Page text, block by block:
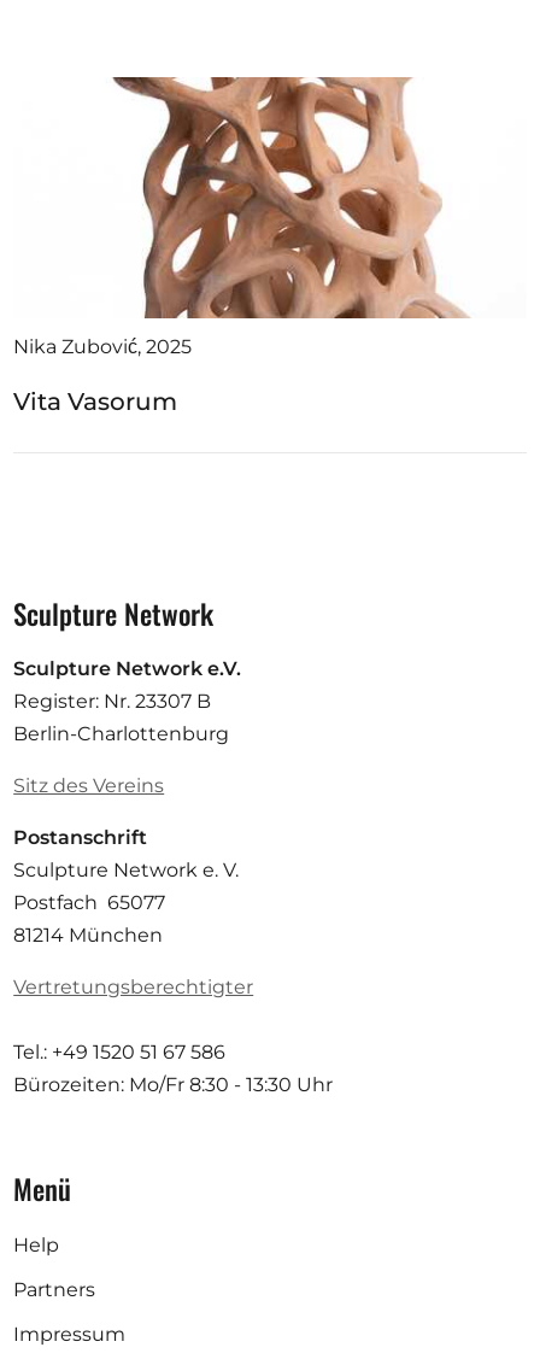
Mitglied werden
Künstler:innen
Kontakt
Nika Zubović, 2025
Vita Vasorum
Sculpture Network
Sculpture Network e.V.
Register: Nr. 23307 B
Berlin-Charlottenburg
Sitz des Vereins
Postanschrift
Sculpture Network e. V.
Postfach 65077
81214 München
Vertretungsberechtigter
Tel.: +49 1520 51 67 586
Bürozeiten: Mo/Fr 8:30 - 13:30 Uhr
Menü
Help
Partners
Impressum